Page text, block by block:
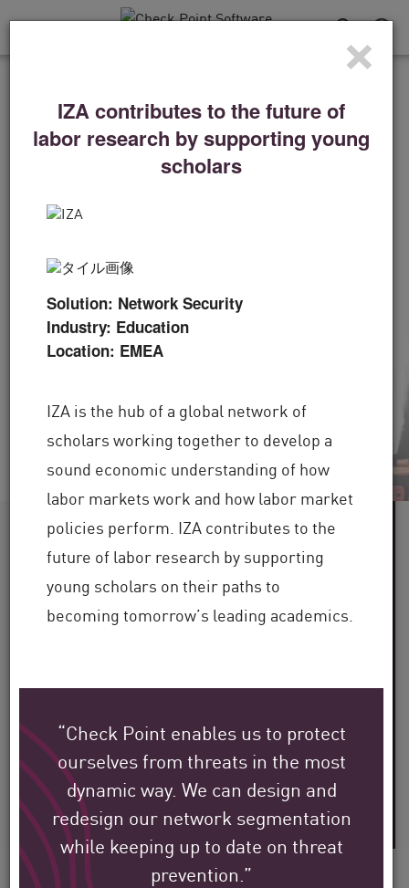
×
IZA contributes to the future of
labor research by supporting young
scholars
Solution: Network Security
Industry: Education
Location: EMEA
IZA is the hub of a global network of
scholars working together to develop a
sound economic understanding of how
labor markets work and how labor market
policies perform. IZA contributes to the
future of labor research by supporting
young scholars on their paths to
becoming tomorrow’s leading academics.
“Check Point enables us to protect
ourselves from threats in the most
dynamic way. We can design and
redesign our network segmentation
while keeping up to date on threat
prevention.”
デンバー・ブロンコスに
とって、ディフェンスは
勝利の戦略だ
「テクノロジーは何よりも重要ですが、人もま
最前線に立っています。」
60 を超える
業界にサービスを提供
世界中に
30 年を超える
業界での専門知識